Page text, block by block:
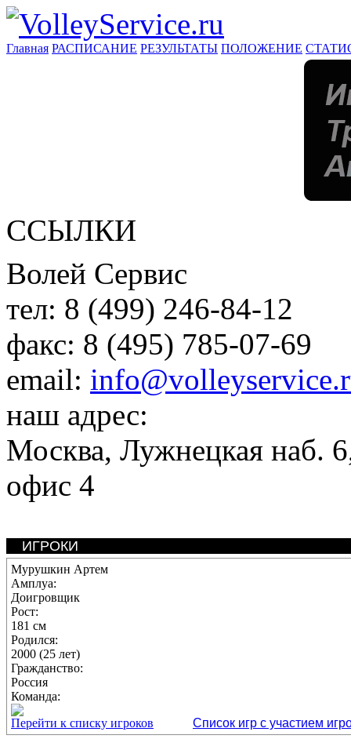
Главная РАСПИСАНИЕ РЕЗУЛЬТАТЫ ПОЛОЖЕНИЕ
ССЫЛКИ
Волей Сервис
тел: 8 (499) 246-84-12
факс: 8 (495) 785-07-69
email:
наш адрес:
Москва, Лужнецкая наб.
офис 4
ИГРОКИ
Мурушкин Артем
Амплуа:
Доигровщик
Рост:
181 см
Родился:
2000 (25 лет)
Гражданство:
Россия
Команда:
Перейти к списку игроков
Список игр с участием